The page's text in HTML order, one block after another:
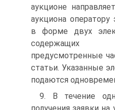
аукционе
аукциона
в форме двух
содержащих
предусмотренные
статьи. Указанные
подаются
9. В течение